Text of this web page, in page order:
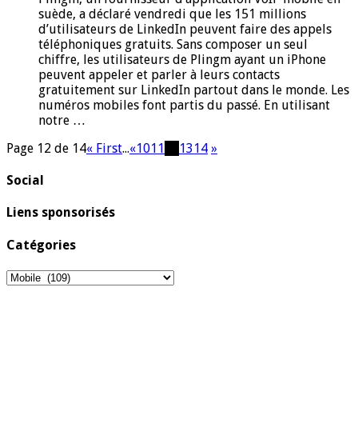
suède, a déclaré vendredi que les 151 millions
d’utilisateurs de LinkedIn peuvent faire des appels
téléphoniques gratuits. Sans composer un seul
chiffre, les utilisateurs de Plingm ayant un iPhone
peuvent appeler et parler à leurs contacts
gratuitement sur LinkedIn partout dans le monde. Les
numéros mobiles font partis du passé. En utilisant
notre …
Page 12 de 14« First...«1011 1314 »
Social
Liens sponsorisés
Catégories
Catégories